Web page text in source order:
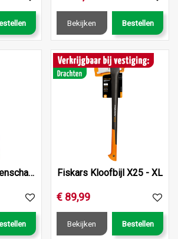
Bekijken Bestellen
Wolf Garten Takkenschaar Pwercut*** Rr900T Fiskars Kloofbijl X25 - XL
€ 89,99
Bekijken Bestellen